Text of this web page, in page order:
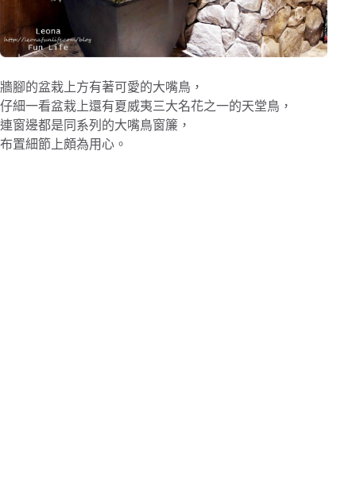
牆腳的盆栽上方有著可愛的大嘴鳥，
仔細一看盆栽上還有夏威夷三大名花之一的天堂鳥，
連窗邊都是同系列的大嘴鳥窗簾，
布置細節上頗為用心。